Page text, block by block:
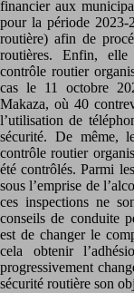
financier aux
pour la période 2023-
routière) afin de
routières. Enfin, elle
contrôle routier
cas le 11 octobre
Makaza, où 40
l’utilisation de
sécurité. De même,
contrôle routier
été contrôlés. Parmi
sous l’emprise de
ces inspections ne
conseils de conduite
est de changer le
cela obtenir
progressivement
sécurité routière son